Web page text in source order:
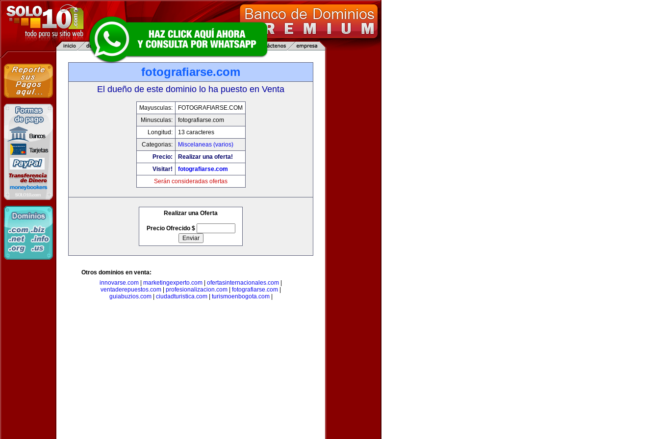
fotografiarse.com
El dueño de este dominio lo ha puesto en Venta
Mayusculas:
FOTOGRAFIARSE.COM
Minusculas:
fotografiarse.com
Longitud:
13 caracteres
Categorias:
Miscelaneas (varios)
Precio:
Realizar una oferta!
Visitar!
fotografiarse.com
Serán consideradas ofertas
Realizar una Oferta
Precio Ofrecido $
Otros dominios en venta:
innovarse.com
marketingexperto.com ofertasinternacionales.com
ventaderepuestos.com
profesionalizacion.com fotografiarse.com
guiabuzios.com| ciudadturistica.com| turismoenbogota.com|